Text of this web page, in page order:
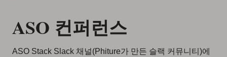
ASO 컨퍼런스
ASO Stack Slack 채널(Phiture가 만든 슬랙 커뮤니티)에